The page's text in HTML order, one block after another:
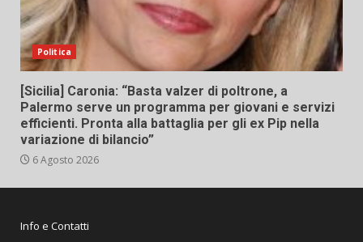
Politica
[Sicilia] Caronia: “Basta valzer di poltrone, a
Palermo serve un programma per giovani e servizi
efficienti. Pronta alla battaglia per gli ex Pip nella
variazione di bilancio”
6 Agosto 2026
Info e Contatti